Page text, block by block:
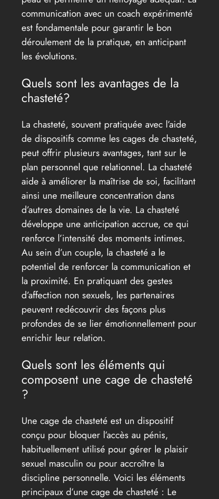
communication avec un coach expérimenté
est fondamentale pour garantir le bon
déroulement de la pratique, en anticipant
les évolutions.
Quels sont les avantages de la
chasteté?
La chasteté, souvent pratiquée avec l’aide
de dispositifs comme les cages de chasteté,
peut offrir plusieurs avantages, tant sur le
plan personnel que relationnel. La chasteté
aide à améliorer la maîtrise de soi, facilitant
ainsi une meilleure concentration dans
d’autres domaines de la vie. La chasteté
développe une anticipation accrue, ce qui
renforce l’intensité des moments intimes.
Au sein d’un couple, la chasteté a le
potentiel de renforcer la communication et
la proximité. En pratiquant des gestes
d’affection non sexuels, les partenaires
peuvent redécouvrir des façons plus
profondes de se lier émotionnellement pour
enrichir leur relation.
Quels sont les éléments qui
composent une cage de chasteté
?
Une cage de chasteté est un dispositif
conçu pour bloquer l’accès au pénis,
habituellement utilisé pour gérer le plaisir
sexuel masculin ou pour accroître la
discipline personnelle. Voici les éléments
principaux d’une cage de chasteté : Le